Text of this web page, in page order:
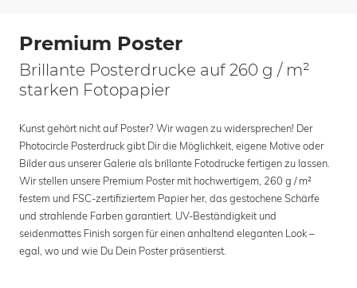
Premium Poster
Brillante Posterdrucke auf 260 g / m²
starken Fotopapier
Kunst gehört nicht auf Poster? Wir wagen zu widersprechen! Der
Photocircle Posterdruck gibt Dir die Möglichkeit, eigene Motive oder
Bilder aus unserer Galerie als brillante Fotodrucke fertigen zu lassen.
Wir stellen unsere Premium Poster mit hochwertigem, 260 g / m²
festem und FSC-zertifiziertem Papier her, das gestochene Schärfe
und strahlende Farben garantiert. UV-Beständigkeit und
seidenmattes Finish sorgen für einen anhaltend eleganten Look –
egal, wo und wie Du Dein Poster präsentierst.